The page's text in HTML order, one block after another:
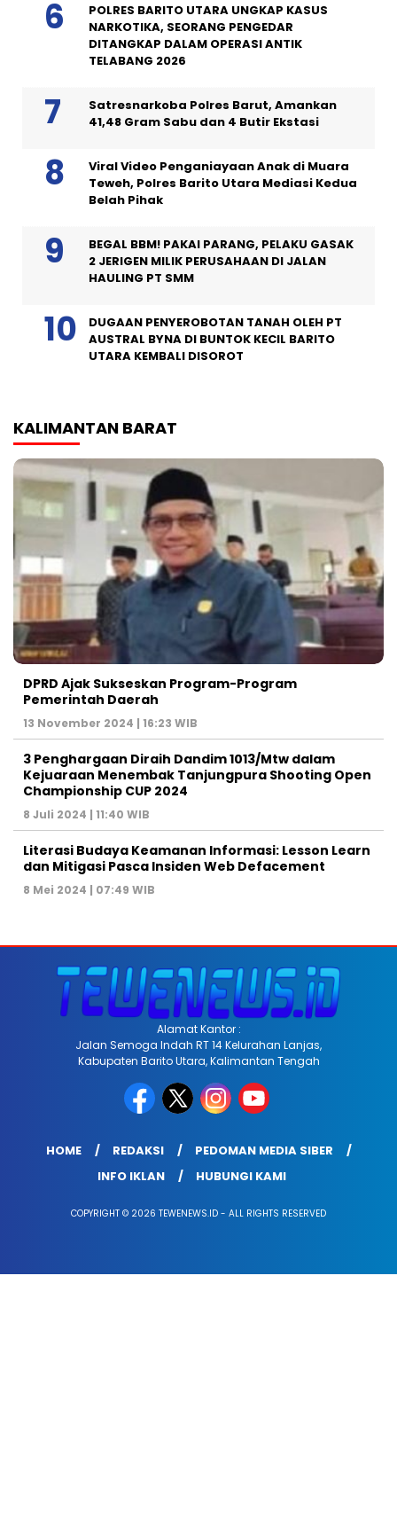
POLRES BARITO UTARA UNGKAP KASUS
NARKOTIKA, SEORANG PENGEDAR
DITANGKAP DALAM OPERASI ANTIK
TELABANG 2026
Satresnarkoba Polres Barut, Amankan
41,48 Gram Sabu dan 4 Butir Ekstasi
Viral Video Penganiayaan Anak di Muara
Teweh, Polres Barito Utara Mediasi Kedua
Belah Pihak
BEGAL BBM! PAKAI PARANG, PELAKU GASAK
2 JERIGEN MILIK PERUSAHAAN DI JALAN
HAULING PT SMM
DUGAAN PENYEROBOTAN TANAH OLEH PT
AUSTRAL BYNA DI BUNTOK KECIL BARITO
UTARA KEMBALI DISOROT
KALIMANTAN BARAT
DPRD Ajak Sukseskan Program-Program
Pemerintah Daerah
13 November 2024 | 16:23 WIB
3 Penghargaan Diraih Dandim 1013/Mtw dalam
Kejuaraan Menembak Tanjungpura Shooting Open
Championship CUP 2024
8 Juli 2024 | 11:40 WIB
Literasi Budaya Keamanan Informasi: Lesson Learn
dan Mitigasi Pasca Insiden Web Defacement
8 Mei 2024 | 07:49 WIB
Alamat Kantor :
Jalan Semoga Indah RT 14 Kelurahan Lanjas,
Kabupaten Barito Utara, Kalimantan Tengah
HOME REDAKSI
PEDOMAN MEDIA SIBER
INFO IKLAN
HUBUNGI KAMI
COPYRIGHT © 2026 TEWENEWS.ID - ALL RIGHTS RESERVED